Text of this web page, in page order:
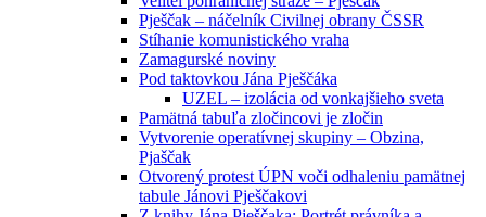
Pješčak – náčelník Civilnej obrany ČSSR
Stíhanie komunistického vraha
Zamagurské noviny
Pod taktovkou Jána Pješčáka
UZEL – izolácia od vonkajšieho sveta
Pamätná tabuľa zločincovi je zločin
Vytvorenie operatívnej skupiny – Obzina,
Pjaščak
Otvorený protest ÚPN voči odhaleniu pamätnej
tabule Jánovi Pješčakovi